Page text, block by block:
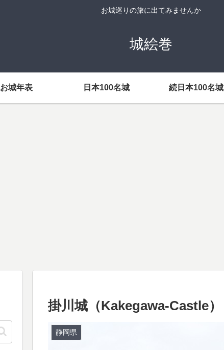
お城巡りの旅に出てみませんか
城絵巻
お城年表 日本100名城 続日本100名城
掛川城（Kakegawa-Castle）
静岡県